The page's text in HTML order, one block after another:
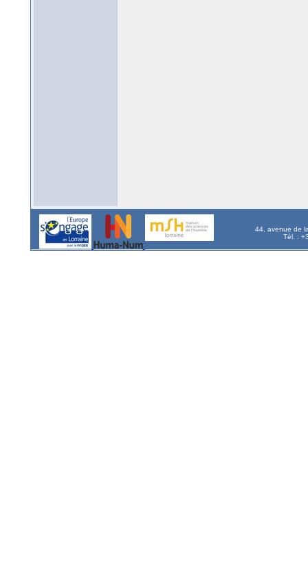
44, avenue de
Tél. :